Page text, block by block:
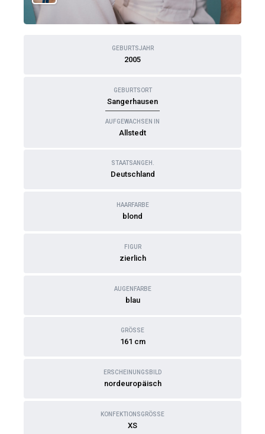
GEBURTSJAHR
2005
GEBURTSORT
Sangerhausen
AUFGEWACHSEN IN
Allstedt
STAATSANGEH.
Deutschland
HAARFARBE
blond
FIGUR
zierlich
AUGENFARBE
blau
GRÖSSE
161 cm
ERSCHEINUNGSBILD
nordeuropäisch
KONFEKTIONSGRÖSSE
XS